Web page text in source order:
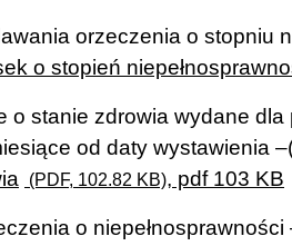
orzeczenia o stopniu
o stopień
stanie zdrowia wydane dla
od daty wystawienia –
(PDF, 102.82 KB), pdf 103 KB
o